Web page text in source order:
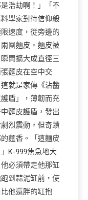
浩劫啊！」「不
學家對待信仰般
速度，從旁邊的
團麵皮。麵皮被
間擴大成直徑三
麵皮在空中交
就是家傳《沾醬
盾」，薄韌而充
麵皮護盾，發出
烈震動，但奇蹟
麵香。「這麵皮
K-999焦急地大
必須帶走他那缸
到蒜泥缸前，使
他還胖的缸抱